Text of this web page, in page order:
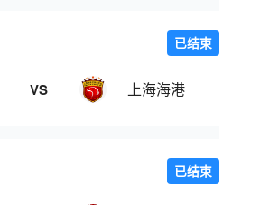
VS 上海海港
已结束
已结束